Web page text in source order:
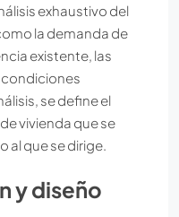
exhaustivo del
la demanda de
existente, las
condiciones
se define el
vivienda que se
al que se dirige.
y diseño